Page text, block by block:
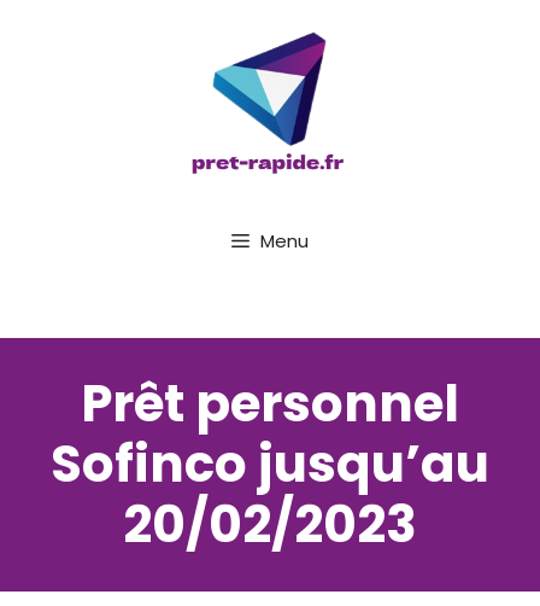
Menu
Prêt personnel
Sofinco jusqu’au
20/02/2023